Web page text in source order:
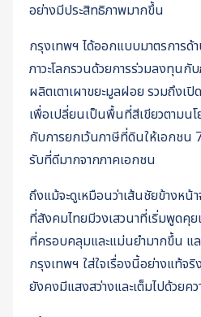
อย่างมีประสิทธิภาพมากขึ้น
กรุงเทพฯ ได้ออกแบบมาตรการด้
ภาวะโลกรวนด้วยการร่วมลงทุนกั
ผลิตเตาเผาขยะมูลฝอย รวมถึงเ
เพื่อเปลี่ยนเป็นพื้นที่สีเขียวตามน
กับการยกเว้นภาษีที่ดินให้เอกชน
รับที่ดีมากจากภาคเอกชน
ถึงแม้จะดูเหมือนว่าเส้นชัยข้างหน้า
ที่สังคมไทยมีวงเสวนาที่เริ่มพูดคุ
ที่ครอบคลุมและแม่นยำมากขึ้น แล
กรุงเทพฯ ใส่ใจเรื่องนี้อย่างแท้จริ
ยังคงมีแสงสว่างและเต็มไปด้วยค